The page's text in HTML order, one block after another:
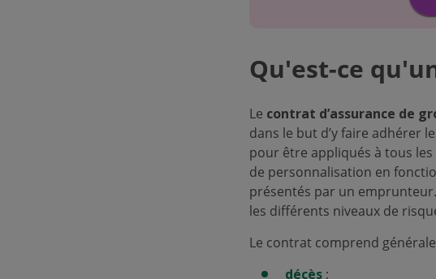
Qu'est-ce
Le contrat d’assurance de
dans le but d’y faire adhérer
pour être appliqués à tous
de personnalisation en
présentés par un
les différents niveaux de
Le contrat comprend
décès;